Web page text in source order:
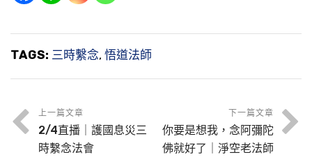
TAGS: 三時繫念, 悟道法師
上一篇文章
2/4直播｜護國息災三
時繫念法會
下一篇文章
你要是想我，念阿彌陀
佛就好了｜淨空老法師